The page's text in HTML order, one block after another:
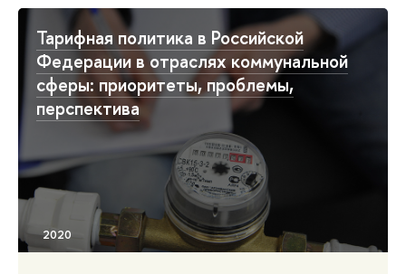
Тарифная политика в Российской
Федерации в отраслях коммунальной
сферы: приоритеты, проблемы,
перспектива